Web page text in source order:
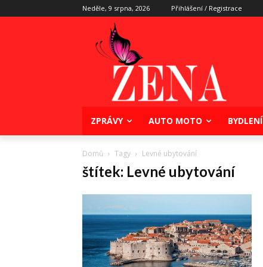
Neděle, 9 srpna, 2026 Přihlášení / Registrace
ZPRÁVY AUTO MOTO BYDLENÍ
Domů Tagy Levné ubytování
štítek: Levné ubytování